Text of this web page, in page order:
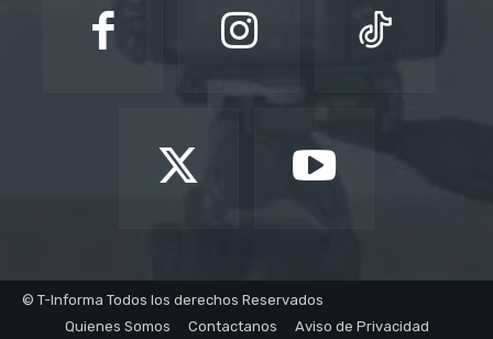
© T-Informa Todos los derechos Reservados
Quienes Somos
Contactanos Aviso de Privacidad